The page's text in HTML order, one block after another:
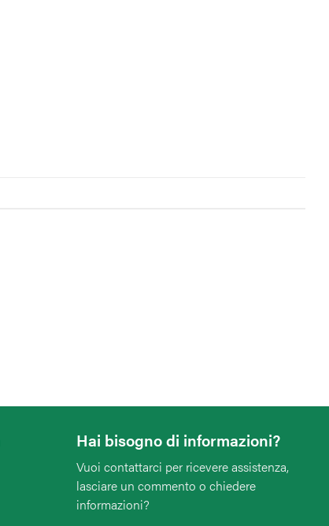
Hai bisogno di informazioni?
Vuoi contattarci per ricevere assistenza,
lasciare un commento o chiedere
informazioni?